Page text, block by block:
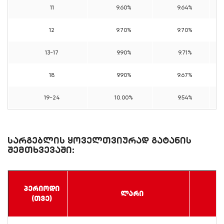
11 9.60% 9.64%
12 9.70% 9.70%
13-17 9.90% 9.71%
18 9.90% 9.67%
19-24 10.00% 9.54%
სარგებლის ყოველთვიურად გატანის
შემთხვევაში:
პერიოდი
(თვე)
ლარი